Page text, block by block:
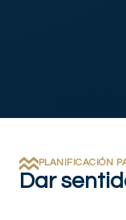
PLANIFICACIÓN
Dar